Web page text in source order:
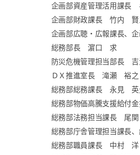
企画部資産管理活用課
企画部財政課長 竹内 賢
企画部広聴・広報課長、
総務部長 濵口 求
防災危機管理担当部長
ＤＸ推進室長 滝瀬 裕之
総務部総務課長 永見 英
総務部物価高騰支援給付
総務部法務担当課長 尾
総務部庁舎管理担当課長
総務部職員課長 中村 洋